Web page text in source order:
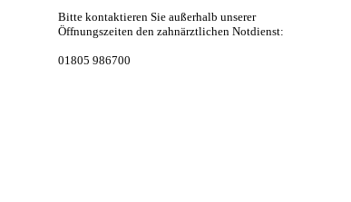
Bitte kontaktieren Sie außerhalb unserer
Öffnungszeiten den zahnärztlichen Notdienst:
01805 986700